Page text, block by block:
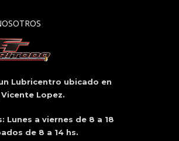
Lubricentro ubicado en
Lopez.
Lunes a viernes de 8 a 18
de 8 a 14 hs.